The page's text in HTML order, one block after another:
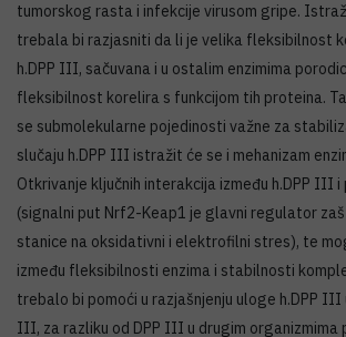
tumorskog rasta i infekcije virusom gripe.
trebala bi razjasniti da li je velika fleksibilnost
h.DPP III, sačuvana i u ostalim enzimima
fleksibilnost korelira s funkcijom tih proteina.
se submolekularne pojedinosti važne za
slučaju h.DPP III istražit će se i mehanizam
Otkrivanje ključnih interakcija između h.DPP III
(signalni put Nrf2-Keap1 je glavni regulator
stanice na oksidativni i elektrofilni stres), te
između fleksibilnosti enzima i stabilnosti
trebalo bi pomoći u razjašnjenju uloge h.DPP III
III, za razliku od DPP III u drugim organizmima